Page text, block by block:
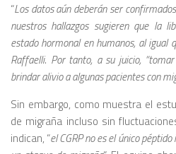
“Los datos aún deberán ser
nuestros hallazgos sugieren que la
estado hormonal en humanos, al igual
Raffaelli. Por tanto, a su juicio,
brindar alivio a algunas pacientes con
Sin embargo, como muestra el
de migraña incluso sin
indican, “el CGRP no es el único